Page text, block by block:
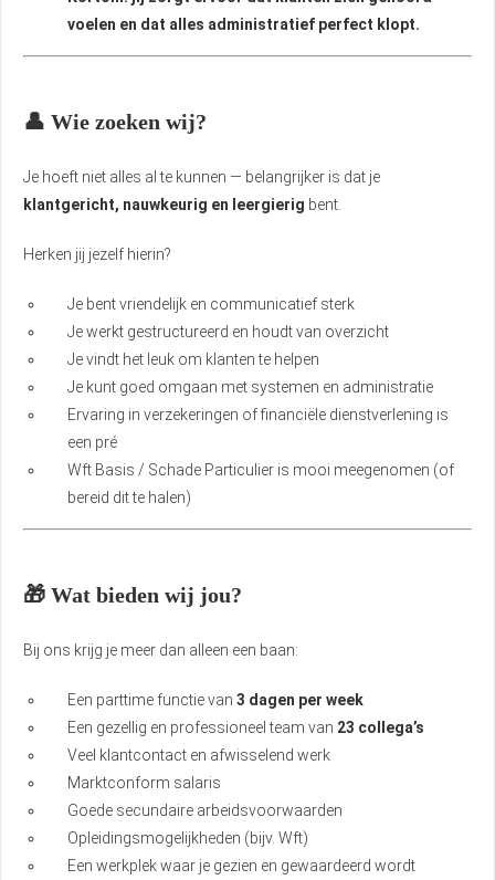
voelen en dat alles administratief perfect klopt.
👤 Wie zoeken wij?
Je hoeft niet alles al te kunnen — belangrijker is dat je
klantgericht, nauwkeurig en leergierig bent.
Herken jij jezelf hierin?
Je bent vriendelijk en communicatief sterk
Je werkt gestructureerd en houdt van overzicht
Je vindt het leuk om klanten te helpen
Je kunt goed omgaan met systemen en administratie
Ervaring in verzekeringen of financiële dienstverlening is
een pré
Wft Basis / Schade Particulier is mooi meegenomen (of
bereid dit te halen)
🎁 Wat bieden wij jou?
Bij ons krijg je meer dan alleen een baan:
Een parttime functie van3 dagen per week
Een gezellig en professioneel team van 23 collega’s
Veel klantcontact en afwisselend werk
Marktconform salaris
Goede secundaire arbeidsvoorwaarden
Opleidingsmogelijkheden (bijv. Wft)
Een werkplek waar je gezien en gewaardeerd wordt